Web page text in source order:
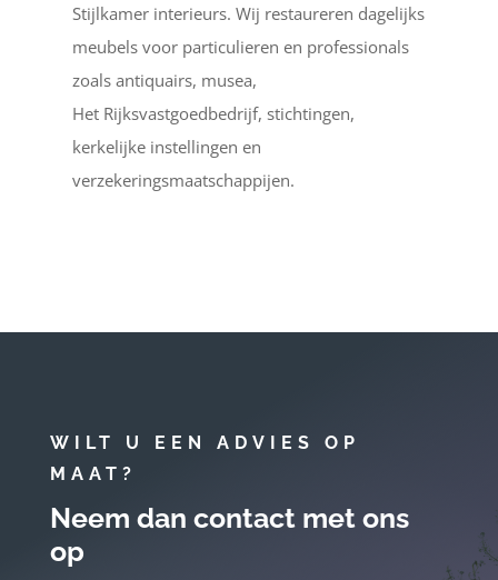
Stijlkamer interieurs. Wij restaureren dagelijks
meubels voor particulieren en professionals
zoals antiquairs, musea,
Het Rijksvastgoedbedrijf, stichtingen,
kerkelijke instellingen en
verzekeringsmaatschappijen.
WILT U EEN ADVIES OP
MAAT?
Neem dan contact met ons
op